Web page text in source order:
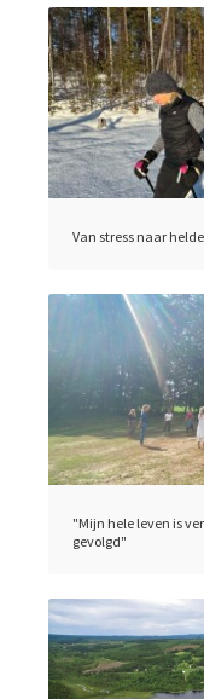
Van stress naar
"Mijn hele leven is
gevolgd"